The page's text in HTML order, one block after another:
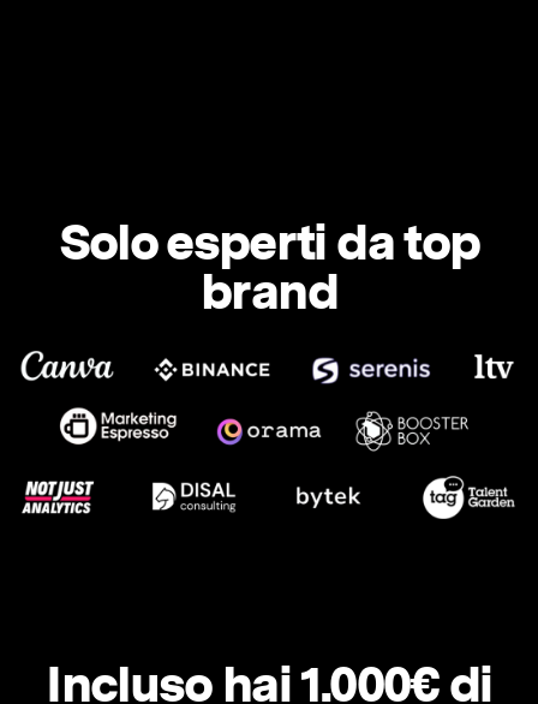
Solo esperti da top
brand
Incluso hai 1.000€ di